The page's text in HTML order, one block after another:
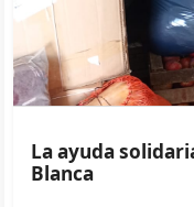
La ayuda
Blanca